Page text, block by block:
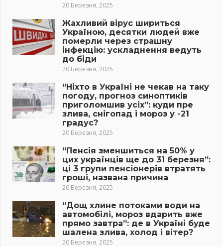
20 Березня, 2025
Жахливий вірус шириться
Україною, десятки людей вже
померли через страшну
інфекцію: ускладнення ведуть
до біди
20 Березня, 2025
“Ніхто в Україні не чекав на таку
погоду, прогноз синоптиків
приголомшив усіх”: куди пре
злива, снігопад і мороз у -21
градус?
20 Березня, 2025
“Пенсія зменшиться на 50% у
цих українців ще до 31 березня”:
ці 3 групи пенсіонерів втратять
гроші, названа причина
20 Березня, 2025
“Дощ хлине потоками води на
автомобілі, мороз вдарить вже
прямо завтра”: де в Україні буде
шалена злива, холод і вітер?
20 Березня, 2025